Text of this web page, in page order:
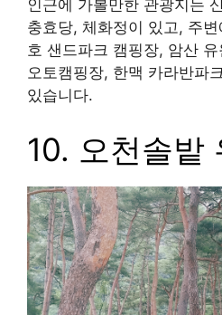
위치하고 있으며 잔디 사이
장실, 샤워실, 취사장 등의
습니다.
인근에 가볼만한 관광지는
호 샌드파크 캠핑장, 암산 유
오토캠핑장, 한맥 카라반파
있습니다.
10. 오천솔밭